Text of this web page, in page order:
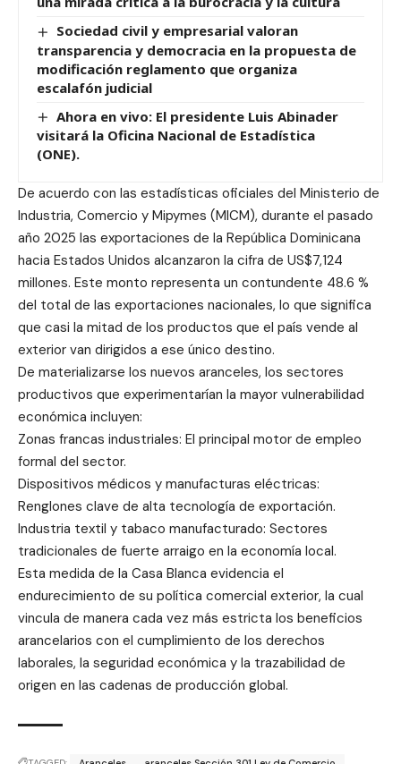
Sociedad civil y empresarial valoran
transparencia y democracia en la propuesta de
modificación reglamento que organiza
escalafón judicial
Ahora en vivo: El presidente Luis Abinader
visitará la Oficina Nacional de Estadística
(ONE).
De acuerdo con las estadísticas oficiales del Ministerio de
Industria, Comercio y Mipymes (MICM), durante el pasado
año 2025 las exportaciones de la República Dominicana
hacia Estados Unidos alcanzaron la cifra de US$7,124
millones. Este monto representa un contundente 48.6 %
del total de las exportaciones nacionales, lo que significa
que casi la mitad de los productos que el país vende al
exterior van dirigidos a ese único destino.
De materializarse los nuevos aranceles, los sectores
productivos que experimentarían la mayor vulnerabilidad
económica incluyen:
Zonas francas industriales: El principal motor de empleo
formal del sector.
Dispositivos médicos y manufacturas eléctricas:
Renglones clave de alta tecnología de exportación.
Industria textil y tabaco manufacturado: Sectores
tradicionales de fuerte arraigo en la economía local.
Esta medida de la Casa Blanca evidencia el
endurecimiento de su política comercial exterior, la cual
vincula de manera cada vez más estricta los beneficios
arancelarios con el cumplimiento de los derechos
laborales, la seguridad económica y la trazabilidad de
origen en las cadenas de producción global.